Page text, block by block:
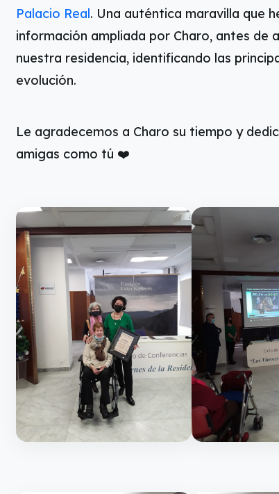
Palacio Real. Una auténtica maravilla que
información ampliada por Charo, antes
nuestra residencia, identificando las
evolución.
Le agradecemos a Charo su tiempo y
amigas como tú ❤️